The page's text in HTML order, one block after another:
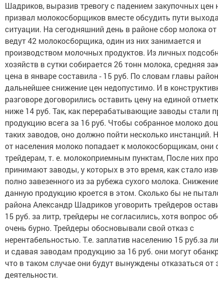
Шадриков, выразив тревогу с падением закупочных цен
призвал молокосборщиков вместе обсудить пути
ситуации. На сегодняшний день в районе сбор молока
ведут 42 молокосборщика, один из них занимается и
производством молочных продуктов. Из личных
хозяйств в сутки собирается 26 тонн молока, средняя
цена в январе составила - 15 руб. По словам главы
дальнейшее снижение цен недопустимо. И в
разговоре договорились оставить цену на единой
ниже 14 руб. Так, как перерабатывающие заводы стали
продукцию всега за 16 руб. Чтобы собранное молоко
таких заводов, оно должно пойти несколько инстанций.
от населения молоко попадает к молокосборщикам, они
трейдерам, т. е. молокоприемным пунктам, После них
принимают заводы, у которых в это время, как стало
полно завезенного из за рубежа сухого молока.
данную продукцию кроется в этом. Сколько бы не
района Александр Шадриков уговорить трейдеров
15 руб. за литр, трейдеры не согласились, хотя вопрос
очень бурно. Трейдеры обосновывали свой отказ с
нерентабельностью. Т.е. заплатив населению 15 руб.за
и сдавая заводам продукцию за 16 руб. они могут
что в таком случае они будут вынуждены отказаться от
деятельности.